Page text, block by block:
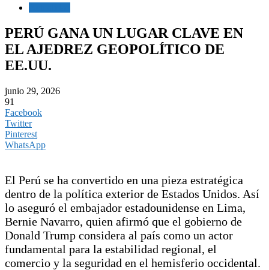
PERÚ GANA UN LUGAR CLAVE EN
EL AJEDREZ GEOPOLÍTICO DE
EE.UU.
junio 29, 2026
91
Facebook
Twitter
Pinterest
WhatsApp
El Perú se ha convertido en una pieza estratégica
dentro de la política exterior de Estados Unidos. Así
lo aseguró el embajador estadounidense en Lima,
Bernie Navarro, quien afirmó que el gobierno de
Donald Trump considera al país como un actor
fundamental para la estabilidad regional, el
comercio y la seguridad en el hemisferio occidental.